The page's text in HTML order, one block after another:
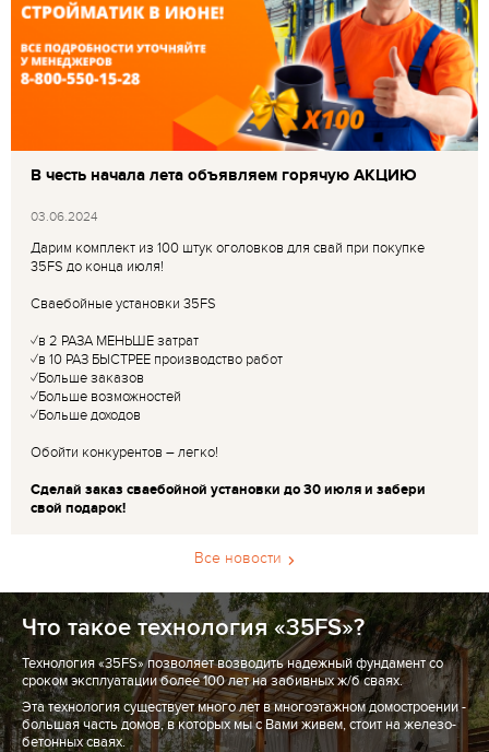
В честь начала лета объявляем горячую АКЦИЮ
03.06.2024
Дарим комплект из 100 штук оголовков для свай при покупке
35FS до конца июля!
Сваебойные установки 35FS
✓в 2 РАЗА МЕНЬШЕ затрат
✓в 10 РАЗ БЫСТРЕЕ производство работ
✓Больше заказов
✓Больше возможностей
✓Больше доходов
Обойти конкурентов – легко!
Сделай заказ сваебойной установки до 30 июля и забери
свой подарок!
Все новости
Что такое технология «35FS»?
Технология «35FS» позволяет возводить надежный фундамент со
сроком эксплуатации более 100 лет на забивных ж/б сваях.
Эта технология существует много лет в многоэтажном домостроении -
большая часть домов, в которых мы с Вами живем, стоит на железо-
бетонных сваях.